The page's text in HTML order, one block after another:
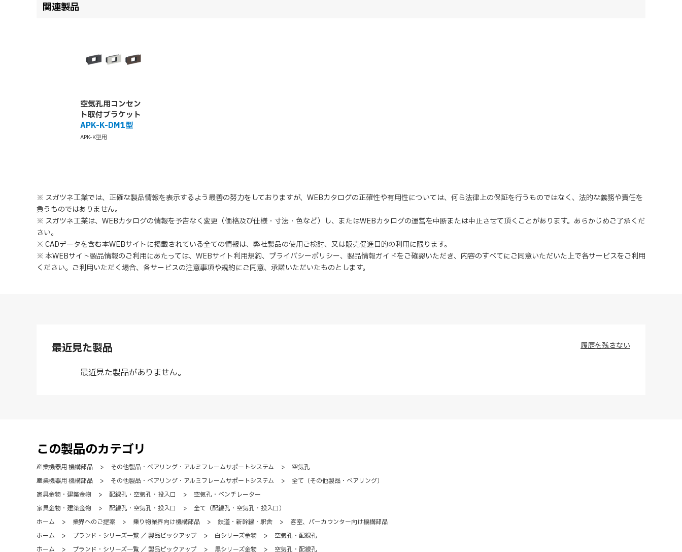
関連製品
空気孔用コンセン
ト取付ブラケット
APK-K-DM1型
APK-K型用
※ スガツネ工業では、正確な製品情報を表示するよう最善の努力をしておりますが、WEBカタログの正確性や有用性については、何ら法律上の保証を行うものではなく、法的な義務や責任を
負うものではありません。
※ スガツネ工業は、WEBカタログの情報を予告なく変更（価格及び仕様・寸法・色など）し、またはWEBカタログの運営を中断または中止させて頂くことがあります。あらかじめご了承くだ
さい。
※ CADデータを含む本WEBサイトに掲載されている全ての情報は、弊社製品の使用ご検討、又は販売促進目的の利用に限ります。
※ 本WEBサイト製品情報のご利用にあたっては、 WEBサイト利用規約、 プライバシーポリシー、 製品情報ガイドをご確認いただき、内容のすべてにご同意いただいた上で各サービスをご利用
ください。ご利用いただく場合、各サービスの注意事項や規約にご同意、 承諾いただいたものとします。
最近見た製品
最近見た製品がありません。
履歴を残さない
この製品のカテゴリ
産業機器用 機構部品 > その他製品・ベアリング・アルミフレームサポートシステム >
空気孔
産業機器用 機構部品
> その他製品・ベアリング・アルミフレームサポートシステム >
全て（その他製品・ベアリング）
家具金物・建築金物
> 配線孔・空気孔・投入口 >
空気孔・ベンチレーター
家具金物・建築金物
> 配線孔・空気孔・投入口 >
全て（配線孔・空気孔・投入口）
ホーム
> 業界へのご提案 > 乗り物業界向け機構部品 > 鉄道・新幹線・駅舎 >
客室、バーカウンター向け機構部品
ホーム
> ブランド・シリーズ一覧 ／ 製品ピックアップ > 白シリーズ金物 >
空気孔・配線孔
ホーム
> ブランド・シリーズ一覧 ／ 製品ピックアップ > 黒シリーズ金物 > 空気孔・配線孔